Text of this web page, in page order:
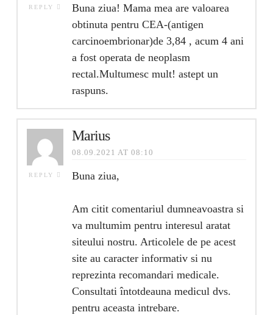
REPLY
Buna ziua! Mama mea are valoarea
obtinuta pentru CEA-(antigen
carcinoembrionar)de 3,84 , acum 4 ani
a fost operata de neoplasm
rectal.Multumesc mult! astept un
raspuns.
REPLY
Marius
08.09.2021 AT 08:10
Buna ziua,
Am citit comentariul dumneavoastra si
va multumim pentru interesul aratat
siteului nostru. Articolele de pe acest
site au caracter informativ si nu
reprezinta recomandari medicale.
Consultati întotdeauna medicul dvs.
pentru aceasta intrebare.